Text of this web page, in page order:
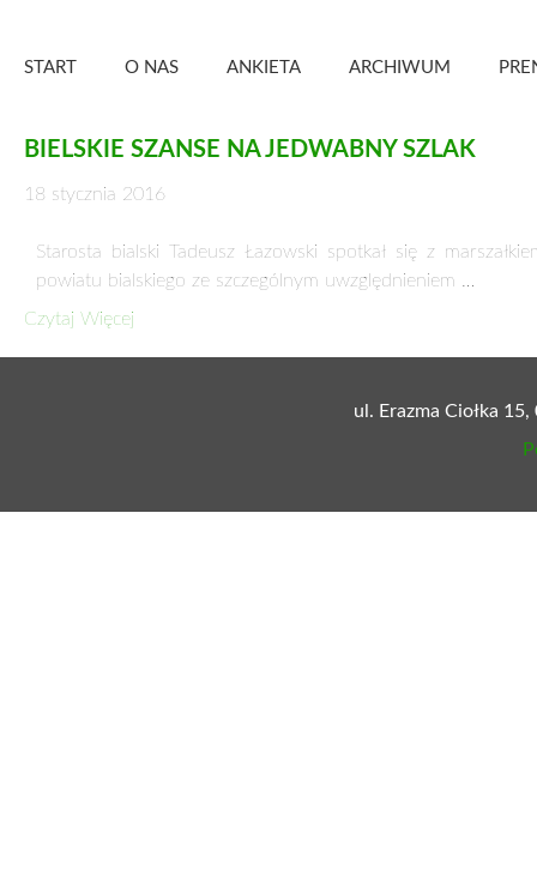
content
START O NAS ANKIETA ARCHIWUM
BIELSKIE SZANSE NA JEDWABNY SZLAK
18 stycznia 2016
Starosta bialski Tadeusz Łazowski spotkał się z
powiatu bialskiego ze szczególnym uwzględnieniem …
Czytaj Więcej
ul. Erazma Ciołka